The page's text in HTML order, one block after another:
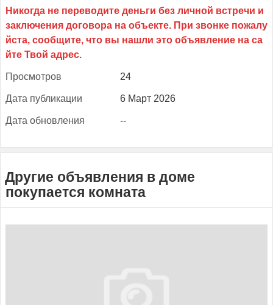
Прос­мотров 24
Да­та пуб­ли­кации 6 Март 2026
Да­та об­новле­ния --
Другие объявления в доме
покупается комната